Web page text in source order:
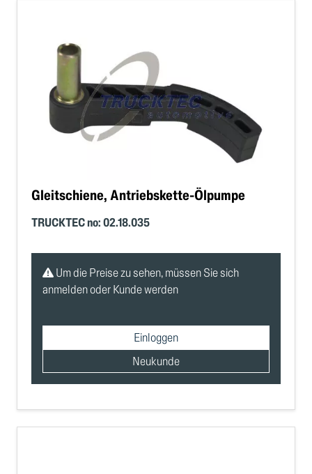
Gleitschiene, Antriebskette-Ölpumpe
TRUCKTEC no: 02.18.035
Um die Preise zu sehen, müssen Sie sich
anmelden oder Kunde werden
Einloggen
Neukunde